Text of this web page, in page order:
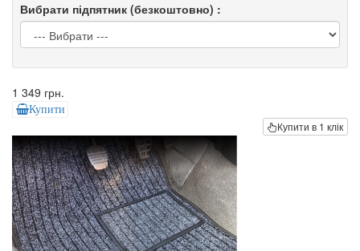
Вибрати підпятник (безкоштовно) :
1 349 грн.
Купити
Купити в 1 клік